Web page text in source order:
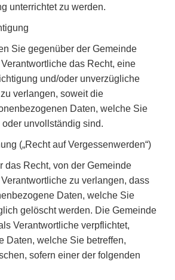
unterrichtet zu werden.
Sie gegenüber der Gemeinde
das Recht, eine
und/oder unverzügliche
verlangen, soweit die
Daten, welche Sie
oder unvollständig sind.
(„Recht auf Vergessenwerden“)
das Recht, von der Gemeinde
zu verlangen, dass
Daten, welche Sie
gelöscht werden. Die Gemeinde
Verantwortliche verpflichtet,
Daten, welche Sie betreffen,
sofern einer der folgenden